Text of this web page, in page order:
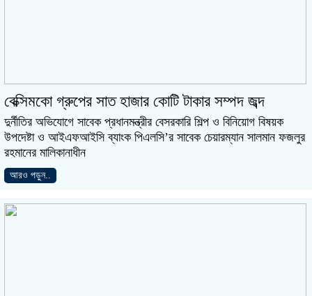
বেক্সিমকো গ্রুপের সাত হাজার কোটি টাকার সম্পদ জব্দ
দুর্নীতির অভিযোগে সাবেক প্রধানমন্ত্রীর বেসরকারি শিল্প ও বিনিয়োগ বিষয়ক
উপদেষ্টা ও আইএফআইসি ব্যাংক পিএলসি’র সাবেক চেয়ারম্যান সালমান ফজলুর
রহমানের মালিকানাধীন
আরও পড়ুন..